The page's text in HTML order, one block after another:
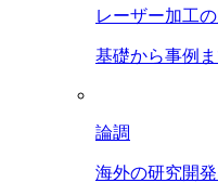
レーザー加工
基礎から事例
論調
海外の研究開